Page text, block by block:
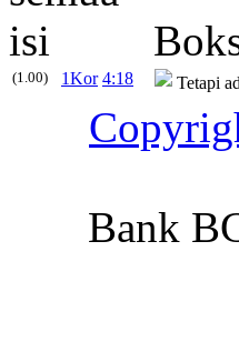
(1.00) 1Kor 4:18 Tetapi
Bank